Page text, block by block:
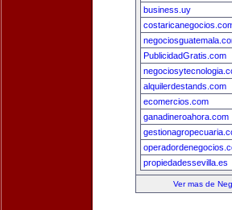
business.uy
PublicidadGratis.com
alquilerdestands.com
ecomercios.com
ganadineroahora.com
propiedadessevilla.es
Ver mas de